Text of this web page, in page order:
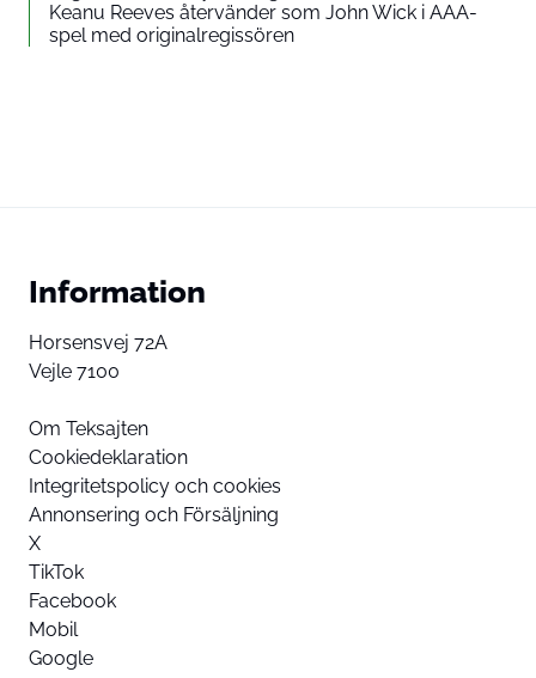
Keanu Reeves återvänder som John Wick i AAA-
spel med originalregissören
Information
Horsensvej 72A
Vejle 7100
Om Teksajten
Cookiedeklaration
Integritetspolicy och cookies
Annonsering och Försäljning
X
TikTok
Facebook
Mobil
Google